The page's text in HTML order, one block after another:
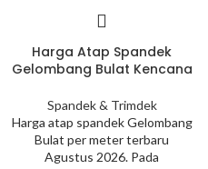
Harga Atap Spandek
Gelombang Bulat Kencana
Spandek & Trimdek
Harga atap spandek Gelombang
Bulat per meter terbaru
Agustus 2026. Pada